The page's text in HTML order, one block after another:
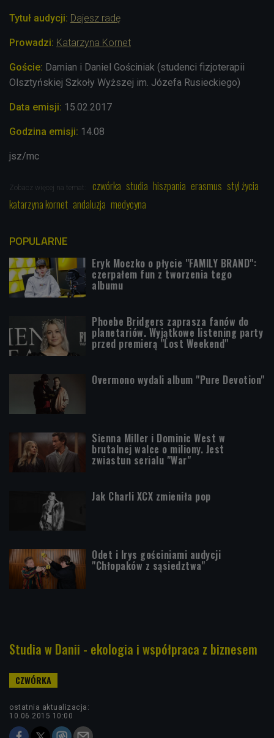
Tytuł audycji: Dajesz radę
Prowadzi: Katarzyna Kornet
Goście: Damian i Daniel Gościniak (studenci fizjoterapii
Olsztyńskiej Szkoły Wyższej im. Józefa Rusieckiego)
Data emisji: 15.02.2017
Godzina emisji: 14.08
jsz/mc
Zobacz więcej na temat: czwórka studia hiszpania erasmus styl życia
katarzyna kornet andaluzja medycyna
POPULARNE
Eryk Moczko o płycie "FAMILY BRAND":
czerpałem fun z tworzenia tego
albumu
Phoebe Bridgers zaprasza fanów do
planetariów. Wyjątkowe listening party
przed premierą "Lost Weekend"
Overmono wydali album "Pure Devotion"
Sienna Miller i Dominic West w
brutalnej walce o miliony. Jest
zwiastun serialu "War"
Jak Charli XCX zmieniła pop
Odet i Irys gościniami audycji
"Chłopaków z sąsiedztwa"
Studia w Danii - ekologia i współpraca z biznesem
ostatnia aktualizacja:
10.06.2015 10:00